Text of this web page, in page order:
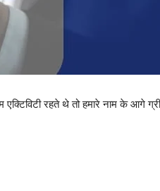
रहते थे तो हमारे नाम के आगे